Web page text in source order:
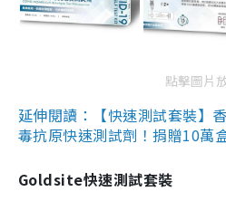
點擊圖片
延伸閱讀：【快速測試套裝】
毒抗原快速測試劑！捐贈10萬
Goldsite快速測試套裝